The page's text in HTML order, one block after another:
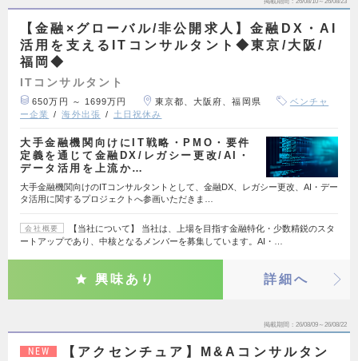
【金融×グローバル/非公開求人】金融DX・AI
活用を支えるITコンサルタント◆東京/大阪/
福岡◆
ITコンサルタント
650万円 ～ 1699万円 東京都、大阪府、福岡県
ベンチャ
ー企業
海外出張 土日祝休み
大手金融機関向けにIT戦略・PMO・要件
定義を通じて金融DX/レガシー更改/AI・
データ活用を上流か…
大手金融機関向けのITコンサルタントとして、金融DX、レガシー更改、AI・デー
タ活用に関するプロジェクトへ参画いただきま…
会社概要
【当社について】 当社は、上場を目指す金融特化・少数精鋭のスタ
ートアップであり、中核となるメンバーを募集しています。AI・…
興味あり 詳細へ
掲載期間 26/08/09～26/08/22
NEW
【アクセンチュア】M&Aコンサルタン